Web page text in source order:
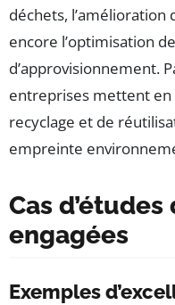
déchets, l’amélioration
encore l’optimisation
d’approvisionnement.
entreprises mettent en
recyclage et de
empreinte
Cas
engagées
Exemples